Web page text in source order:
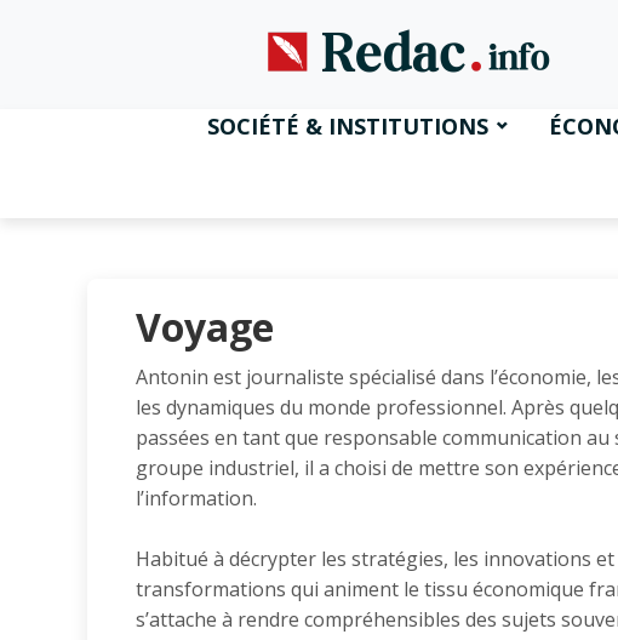
SOCIÉTÉ & INSTITUTIONS
Voyage
Antonin est journaliste spécialisé dans l’économie,
les dynamiques du monde professionnel. Après
passées en tant que responsable communication au
groupe industriel, il a choisi de mettre son
l’information.
Habitué à décrypter les stratégies, les innovations et
transformations qui animent le tissu économique
s’attache à rendre compréhensibles des sujets